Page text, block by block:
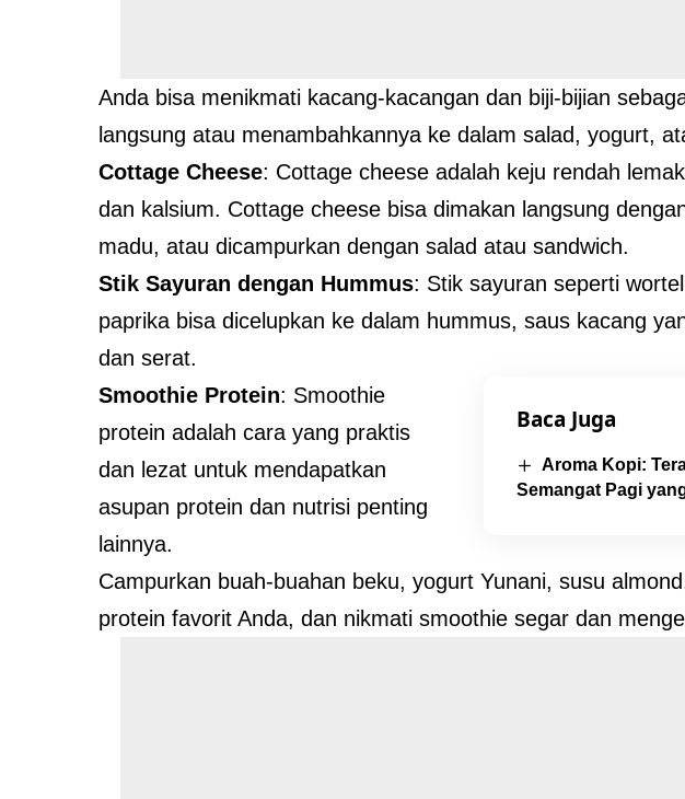
Anda bisa menikmati kacang-kacangan dan biji-bijian
langsung atau menambahkannya ke dalam salad, yogurt,
Cottage Cheese: Cottage cheese adalah keju rendah
dan kalsium. Cottage cheese bisa dimakan langsung
madu, atau dicampurkan dengan salad atau sandwich.
Stik Sayuran dengan Hummus: Stik sayuran seperti
paprika bisa dicelupkan ke dalam hummus, saus kacang
dan serat.
Baca Juga
Aroma Kopi:
Semangat Pagi
Smoothie Protein: Smoothie
protein adalah cara yang praktis
dan lezat untuk mendapatkan
asupan protein dan nutrisi penting
lainnya.
Campurkan buah-buahan beku, yogurt Yunani, susu
protein favorit Anda, dan nikmati smoothie segar dan